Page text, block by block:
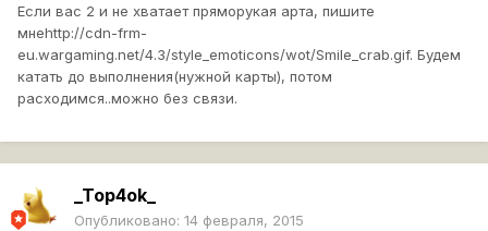
Если вас 2 и не хватает пряморукая арта, пишите
мнеhttp://cdn-frm-
eu.wargaming.net/4.3/style_emoticons/wot/Smile_crab.gif. Будем
катать до выполнения(нужной карты), потом
расходимся..можно без связи.
_Top4ok_
Опубликовано: 14 февраля, 2015